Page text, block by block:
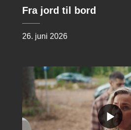
Fra jord til bord
26. juni 2026